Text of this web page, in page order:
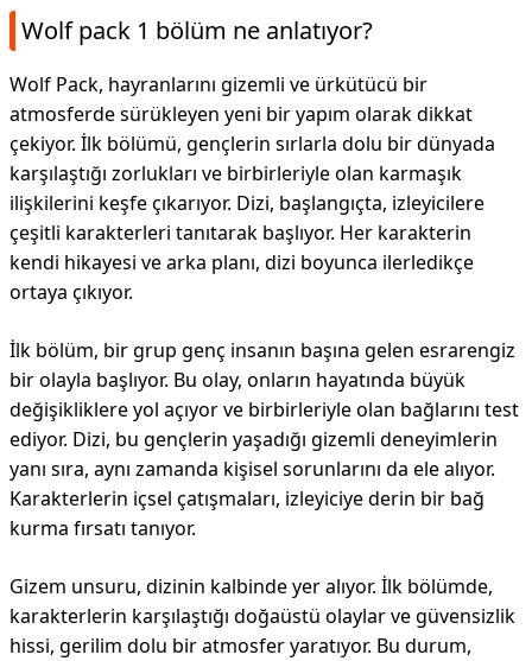
Wolf pack 1 bölüm ne anlatıyor?
Wolf Pack, hayranlarını gizemli ve ürkütücü bir
atmosferde sürükleyen yeni bir yapım olarak dikkat
çekiyor. İlk bölümü, gençlerin sırlarla dolu bir dünyada
karşılaştığı zorlukları ve birbirleriyle olan karmaşık
ilişkilerini keşfe çıkarıyor. Dizi, başlangıçta, izleyicilere
çeşitli karakterleri tanıtarak başlıyor. Her karakterin
kendi hikayesi ve arka planı, dizi boyunca ilerledikçe
ortaya çıkıyor.
İlk bölüm, bir grup genç insanın başına gelen esrarengiz
bir olayla başlıyor. Bu olay, onların hayatında büyük
değişikliklere yol açıyor ve birbirleriyle olan bağlarını test
ediyor. Dizi, bu gençlerin yaşadığı gizemli deneyimlerin
yanı sıra, aynı zamanda kişisel sorunlarını da ele alıyor.
Karakterlerin içsel çatışmaları, izleyiciye derin bir bağ
kurma fırsatı tanıyor.
Gizem unsuru, dizinin kalbinde yer alıyor. İlk bölümde,
karakterlerin karşılaştığı doğaüstü olaylar ve güvensizlik
hissi, gerilim dolu bir atmosfer yaratıyor. Bu durum,